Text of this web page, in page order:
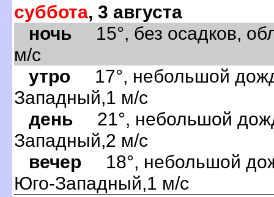
суббота, 3 августа
ночь 15°, без осадков,
м/с
утро 17°, небольшой
Западный,1 м/с
день 21°, небольшой
Западный,2 м/с
вечер 18°, небольшой
Юго-Западный,1 м/с